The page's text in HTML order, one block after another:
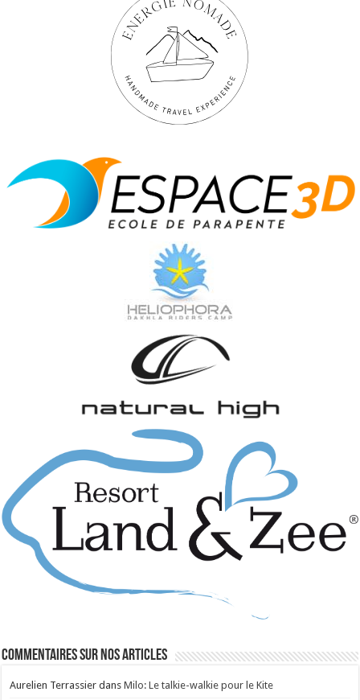
Commentaires sur nos articles
Aurelien Terrassier dansMilo: Le talkie-walkie pour le Kite